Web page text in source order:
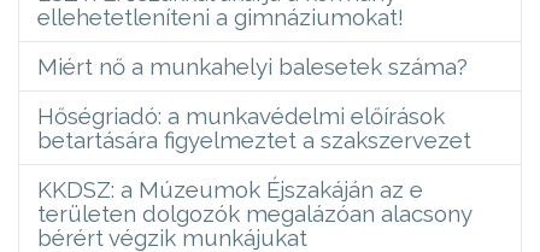
ellehetetleníteni a gimnáziumokat!
Miért nő a munkahelyi balesetek száma?
Hőségriadó: a munkavédelmi előírások
betartására figyelmeztet a szakszervezet
KKDSZ: a Múzeumok Éjszakáján az e
területen dolgozók megalázóan alacsony
bérért végzik munkájukat